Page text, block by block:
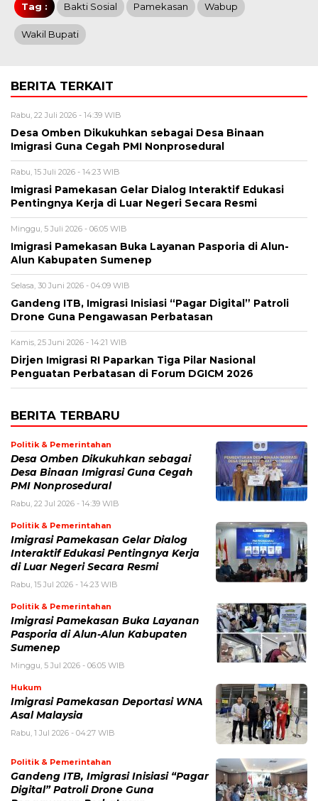
Tag : Bakti Sosial Pamekasan Wabup
Wakil Bupati
BERITA TERKAIT
Rabu, 22 Juli 2026 - 14:39 WIB
Desa Omben Dikukuhkan sebagai Desa Binaan
Imigrasi Guna Cegah PMI Nonprosedural
Rabu, 15 Juli 2026 - 14:23 WIB
Imigrasi Pamekasan Gelar Dialog Interaktif Edukasi
Pentingnya Kerja di Luar Negeri Secara Resmi
Minggu, 5 Juli 2026 - 06:05 WIB
Imigrasi Pamekasan Buka Layanan Pasporia di Alun-
Alun Kabupaten Sumenep
Selasa, 30 Juni 2026 - 04:09 WIB
Gandeng ITB, Imigrasi Inisiasi “Pagar Digital” Patroli
Drone Guna Pengawasan Perbatasan
Kamis, 25 Juni 2026 - 14:21 WIB
Dirjen Imigrasi RI Paparkan Tiga Pilar Nasional
Penguatan Perbatasan di Forum DGICM 2026
BERITA TERBARU
Politik & Pemerintahan
Desa Omben Dikukuhkan sebagai
Desa Binaan Imigrasi Guna Cegah
PMI Nonprosedural
Rabu, 22 Jul 2026 - 14:39 WIB
Politik & Pemerintahan
Imigrasi Pamekasan Gelar Dialog
Interaktif Edukasi Pentingnya Kerja
di Luar Negeri Secara Resmi
Rabu, 15 Jul 2026 - 14:23 WIB
Politik & Pemerintahan
Imigrasi Pamekasan Buka Layanan
Pasporia di Alun-Alun Kabupaten
Sumenep
Minggu, 5 Jul 2026 - 06:05 WIB
Hukum
Imigrasi Pamekasan Deportasi WNA
Asal Malaysia
Rabu, 1 Jul 2026 - 04:27 WIB
Politik & Pemerintahan
Gandeng ITB, Imigrasi Inisiasi “Pagar
Digital” Patroli Drone Guna